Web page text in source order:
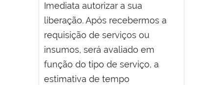
Imediata autorizar a sua
liberação. Após recebermos a
requisição de serviços ou
insumos, será avaliado em
função do tipo de serviço, a
estimativa de tempo